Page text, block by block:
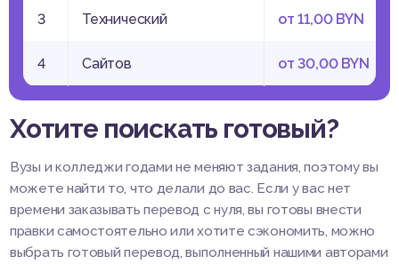
3 Технический от 11,00 BYN
4 Сайтов от 30,00 BYN
Хотите поискать готовый?
Вузы и колледжи годами не меняют задания, поэтому вы
можете найти то, что делали до вас. Если у вас нет
времени заказывать перевод с нуля, вы готовы внести
правки самостоятельно или хотите сэкономить, можно
выбрать готовый перевод, выполненный нашими авторами